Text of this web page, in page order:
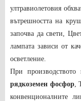
ултравиолетовия
вътрешността на
започва да свети,
лампата зависи от
осветление.
При
рядкоземен фосфор,
конвенционалните